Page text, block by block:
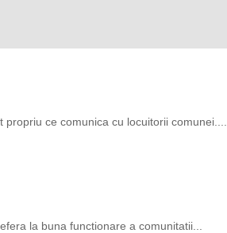
ce comunica cu locuitorii comunei....
la buna functionare a comunitatii...